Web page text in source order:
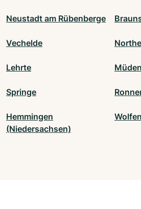
Neustadt am Rübenberge
Vechelde
Lehrte
Springe
Hemmingen
(Niedersachsen)